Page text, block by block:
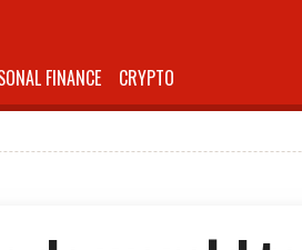
FINANCE CRYPTO